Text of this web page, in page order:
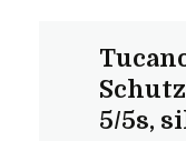
5/5s,